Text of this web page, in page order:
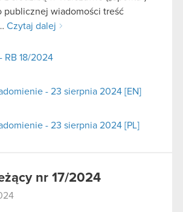
publicznej wiadomości treść
Czytaj dalej
RB 18/2024
- 23 sierpnia 2024 [EN]
- 23 sierpnia 2024 [PL]
nr 17/2024